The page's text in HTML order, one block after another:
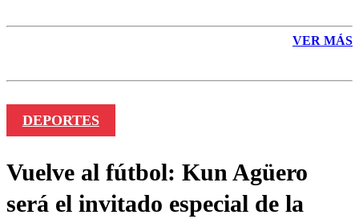
VER MÁS
DEPORTES
Vuelve al fútbol: Kun Agüero
será el invitado especial de la